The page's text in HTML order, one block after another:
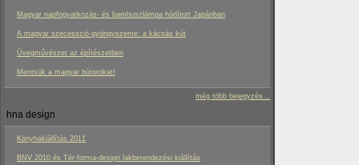
Magyar napfogyatkozás- és bambuszlámpa hódított Japánban
A magyar szecesszió gyöngyszeme: a kácsás kút
Üvegművészet az építészetben
Mentsük a magyar bútorokat!
még több bejegyzés...
hna design
Konyhakiállítás 2011
BNV 2010 és Tér-forma-design lakberendezési kiállítás